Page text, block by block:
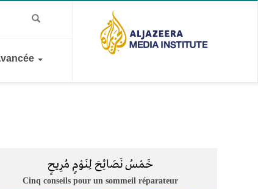
خَمْسُ ‫نَصَائِحَ لِنَوْمٍ مُرِيحٍ
Cinq conseils pour un sommeil réparateur